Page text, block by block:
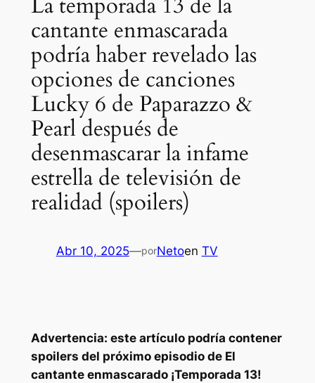
cantante enmascarada
podría haber revelado las
opciones de canciones
Lucky 6 de Paparazzo &
Pearl después de
desenmascarar la infame
estrella de televisión de
realidad (spoilers)
Abr 10, 2025—porNetoen TV
Advertencia: este artículo podría contener
spoilers del próximo episodio de El
cantante enmascarado¡Temporada 13!